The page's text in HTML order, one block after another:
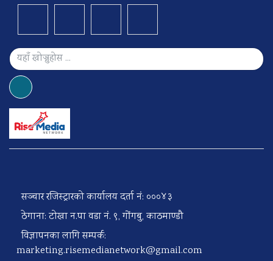
सञ्चार रजिस्ट्रारको कार्यालय दर्ता नं: ०००४३
ठेगाना: टोखा न.पा वडा नं. ९, गोंगबु, काठमाण्डौ
विज्ञापनका लागि सम्पर्क:
marketing.risemedianetwork@gmail.com